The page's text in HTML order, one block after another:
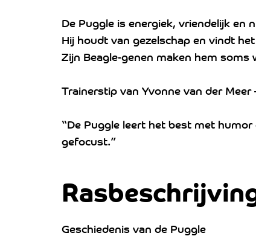
De Puggle is energiek, vriendelijk en
Hij houdt van gezelschap en vindt
Zijn Beagle-genen maken hem
Trainerstip van Yvonne van der
“De Puggle leert het best met
gefocust.”
Geschiedenis van de Puggle